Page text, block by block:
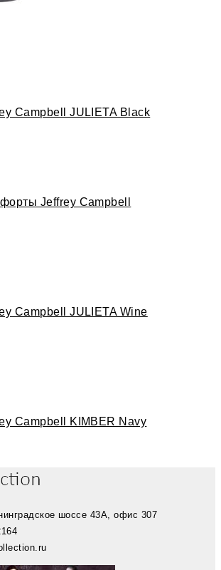
Campbell JULIETA Black
Jeffrey Campbell
Campbell JULIETA Wine
Campbell KIMBER Navy
шоссе 43А, офис 307